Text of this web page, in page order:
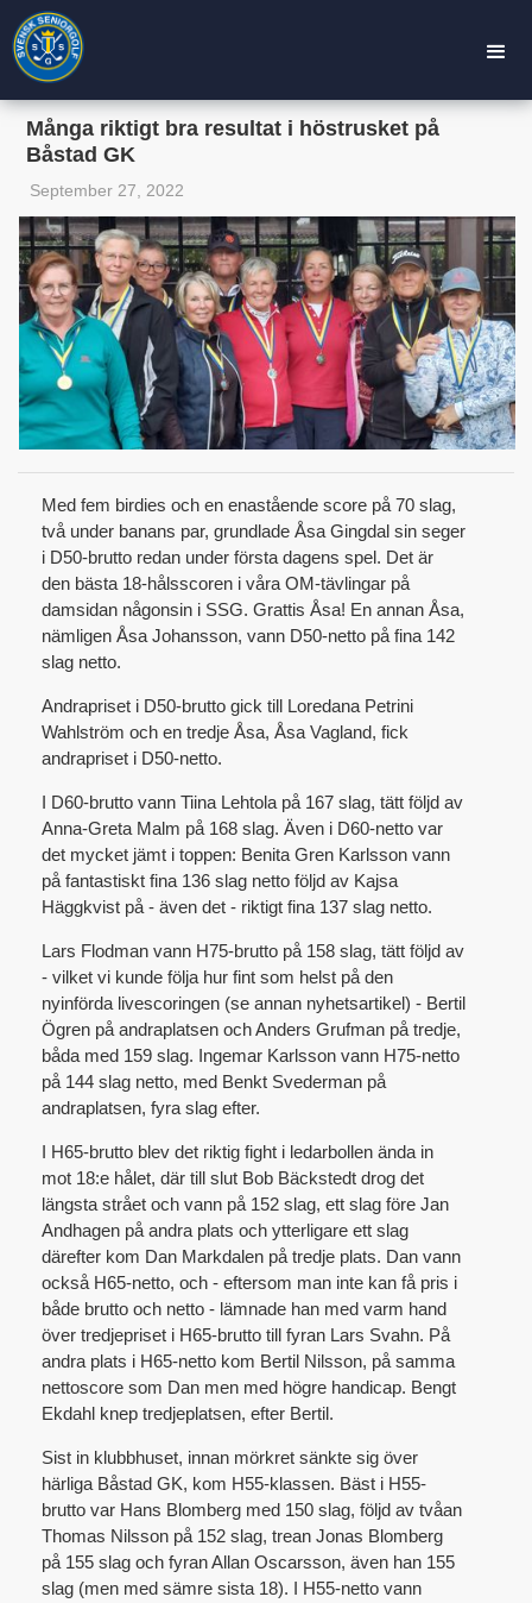
Många riktigt bra resultat i höstrusket på
Båstad GK
September 27, 2022
Med fem birdies och en enastående score på 70 slag,
två under banans par, grundlade Åsa Gingdal sin seger
i D50-brutto redan under första dagens spel. Det är
den bästa 18-hålsscoren i våra OM-tävlingar på
damsidan någonsin i SSG. Grattis Åsa! En annan Åsa,
nämligen Åsa Johansson, vann D50-netto på fina 142
slag netto.
Andrapriset i D50-brutto gick till Loredana Petrini
Wahlström och en tredje Åsa, Åsa Vagland, fick
andrapriset i D50-netto.
I D60-brutto vann Tiina Lehtola på 167 slag, tätt följd av
Anna-Greta Malm på 168 slag. Även i D60-netto var
det mycket jämt i toppen: Benita Gren Karlsson vann
på fantastiskt fina 136 slag netto följd av Kajsa
Häggkvist på - även det - riktigt fina 137 slag netto.
Lars Flodman vann H75-brutto på 158 slag, tätt följd av
- vilket vi kunde följa hur fint som helst på den
nyinförda livescoringen (se annan nyhetsartikel) - Bertil
Ögren på andraplatsen och Anders Grufman på tredje,
båda med 159 slag. Ingemar Karlsson vann H75-netto
på 144 slag netto, med Benkt Svederman på
andraplatsen, fyra slag efter.
I H65-brutto blev det riktig fight i ledarbollen ända in
mot 18:e hålet, där till slut Bob Bäckstedt drog det
längsta strået och vann på 152 slag, ett slag före Jan
Andhagen på andra plats och ytterligare ett slag
därefter kom Dan Markdalen på tredje plats. Dan vann
också H65-netto, och - eftersom man inte kan få pris i
både brutto och netto - lämnade han med varm hand
över tredjepriset i H65-brutto till fyran Lars Svahn. På
andra plats i H65-netto kom Bertil Nilsson, på samma
nettoscore som Dan men med högre handicap. Bengt
Ekdahl knep tredjeplatsen, efter Bertil.
Sist in klubbhuset, innan mörkret sänkte sig över
härliga Båstad GK, kom H55-klassen. Bäst i H55-
brutto var Hans Blomberg med 150 slag, följd av tvåan
Thomas Nilsson på 152 slag, trean Jonas Blomberg
på 155 slag och fyran Allan Oscarsson, även han 155
slag (men med sämre sista 18). I H55-netto vann